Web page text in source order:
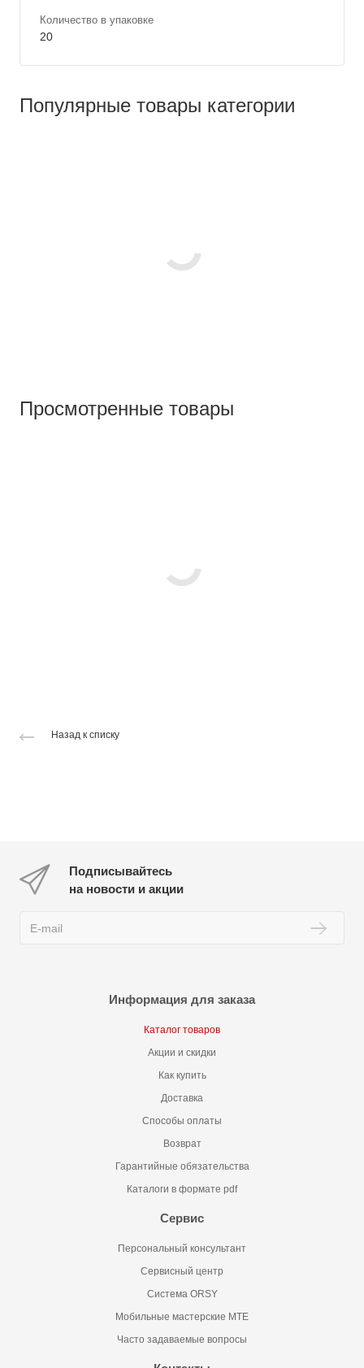
Количество в упаковке
20
Популярные товары категории
Просмотренные товары
Назад к списку
Подписывайтесь
на новости и акции
Информация для заказа
Каталог товаров
Акции и скидки
Как купить
Доставка
Способы оплаты
Возврат
Гарантийные обязательства
Каталоги в формате pdf
Сервис
Персональный консультант
Сервисный центр
Система ORSY
Мобильные мастерские MTE
Часто задаваемые вопросы